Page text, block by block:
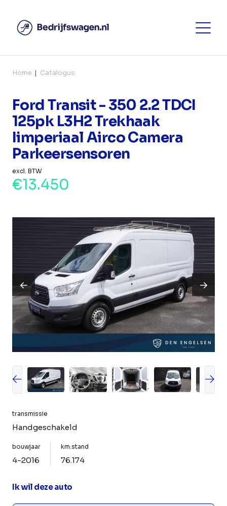
Home Catalogus
Ford Transit - 350 2.2 TDCI
125pk L3H2 Trekhaak
Iimperiaal Airco Camera
Parkeersensoren
excl. BTW
€13.450
transmissie
Handgeschakeld
bouwjaar
4-2016
km.stand
76.174
Ik wil deze auto